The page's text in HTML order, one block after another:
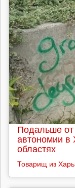
Подальше от
автономии в
областях
Товарищ из